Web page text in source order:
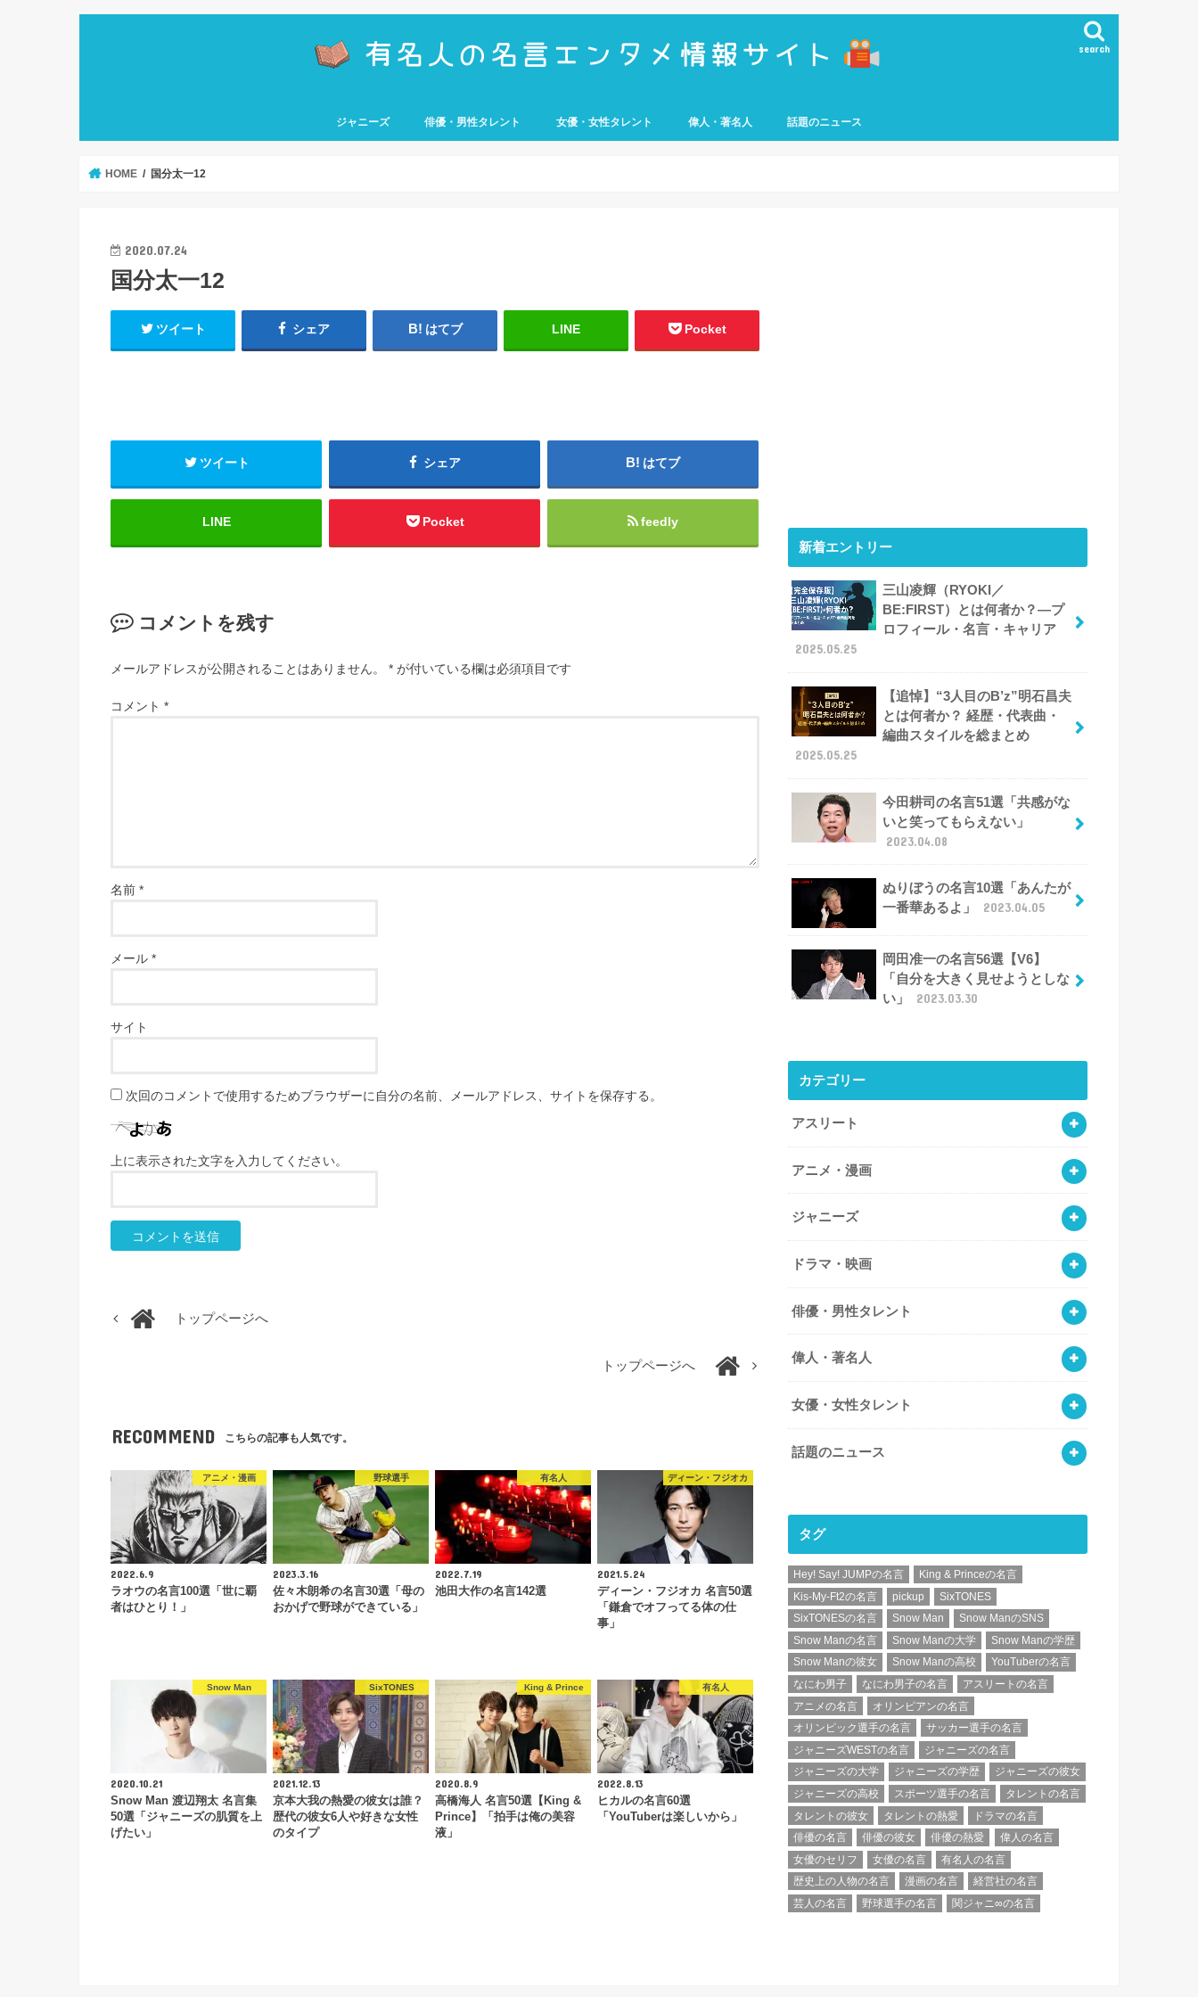
search
ジャニーズ 俳優・男性タレント 女優・女性タレント 偉人・著名人 話題のニュース
HOME 国分太一12
2020.07.24
国分太一12
ツイート シェア はてブ LINE Pocket
ツイート シェア はてブ
LINE Pocket feedly
コメントを残す
メールアドレスが公開されることはありません。 * が付いている欄は必須項目です
コメント *
名前 *
メール *
サイト
次回のコメントで使用するためブラウザーに自分の名前、メールアドレス、サイトを保存する。
上に表示された文字を入力してください。
トップページへ
トップページへ
RECOMMEND こちらの記事も人気です。
アニメ・漫画
2022.6.9
ラオウの名言100選「世に覇
者はひとり！」
野球選手
2023.3.16
佐々木朗希の名言30選「母の
おかげで野球ができている」
有名人
2022.7.19
池田大作の名言142選
ディーン・フジオカ
2021.5.24
ディーン・フジオカ 名言50選
「鎌倉でオフってる体の仕
事」
Snow Man
2020.10.21
Snow Man 渡辺翔太 名言集
50選「ジャニーズの肌質を上
げたい」
SixTONES
2021.12.13
京本大我の熱愛の彼女は誰？
歴代の彼女6人や好きな女性
のタイプ
King & Prince
2020.8.9
高橋海人 名言50選【King &
Prince】「拍手は俺の美容
液」
有名人
2022.8.13
ヒカルの名言60選
「YouTuberは楽しいから」
新着エントリー
三山凌輝（RYOKI／
BE:FIRST）とは何者か？―プ
ロフィール・名言・キャリア
2025.05.25
【追悼】“3人目のB’z”明石昌夫
とは何者か？ 経歴・代表曲・
編曲スタイルを総まとめ
2025.05.25
今田耕司の名言51選「共感がな
いと笑ってもらえない」
2023.04.08
ぬりぼうの名言10選「あんたが
一番華あるよ」
2023.04.05
岡田准一の名言56選【V6】
「自分を大きく見せようとしな
い」
2023.03.30
カテゴリー
アスリート
アニメ・漫画
ジャニーズ
ドラマ・映画
俳優・男性タレント
偉人・著名人
女優・女性タレント
話題のニュース
タグ
Hey! Say! JUMPの名言
King & Princeの名言
Kis-My-Ft2の名言
pickup
SixTONES
SixTONESの名言
Snow Man
Snow ManのSNS
Snow Manの名言
Snow Manの大学
Snow Manの学歴
Snow Manの彼女
Snow Manの高校
YouTuberの名言
なにわ男子
なにわ男子の名言
アスリートの名言
アニメの名言
オリンピアンの名言
オリンピック選手の名言
サッカー選手の名言
ジャニーズWESTの名言
ジャニーズの名言
ジャニーズの大学
ジャニーズの学歴
ジャニーズの彼女
ジャニーズの高校
スポーツ選手の名言
タレントの名言
タレントの彼女
タレントの熱愛
ドラマの名言
俳優の名言
俳優の彼女 俳優の熱愛
偉人の名言
女優のセリフ
女優の名言
有名人の名言
歴史上の人物の名言
漫画の名言
経営社の名言
芸人の名言
野球選手の名言 関ジャニ∞の名言